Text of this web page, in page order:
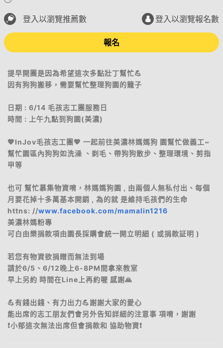
登入以瀏覽推薦數 登入以瀏覽報名數
報名
提早開團是因為希望這次多點壯丁幫忙💪
因有狗狗搬移，需要幫忙整理狗園的籠子
日期 : 6/14 毛孩志工團服務日
時間 : 上午九點到狗園(美濃)
💖InJov毛孩志工團💖 一起前往美濃林媽媽狗 園幫忙做義工~
幫忙園區內狗狗如洗澡 、剃毛、帶狗狗散步、整理環境、剪指
甲等
也可 幫忙慕集物資唷，林媽媽狗園 , 由兩個人無私付出、每個
月要花掉十多萬基本開銷 , 為的就 是維持毛孩們的生命
httns: //www.facebook.com/mamalin1216
美濃林媽粉專
可白由樂捐款項由園長採購會統一開立明細 ( 或捐款証明 )
若您有物資欲捐贈而無法到場
請於6/5、6/12晚上6-8PM間拿來教室
早上另約 時間在Line上再約喔 感謝🙏
💪有錢出錢、有力出力💪謝謝大家的愛心
能出席的志工朋友們會另外告知詳細的注意事 項唷，謝謝
❗小郁這次無法出席但會捐款和 協助物資❗